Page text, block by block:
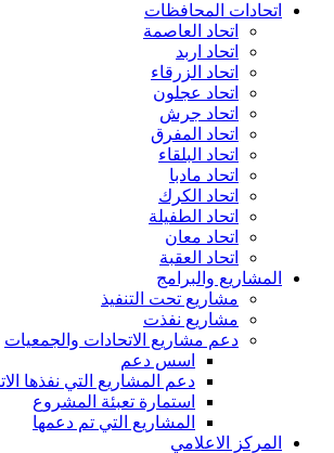
اتحادات المحافظات
اتحاد العاصمة
اتحاد اربد
اتحاد الزرقاء
اتحاد عجلون
اتحاد جرش
اتحاد المفرق
اتحاد البلقاء
اتحاد مادبا
اتحاد الكرك
اتحاد الطفيلة
اتحاد معان
اتحاد العقبة
المشاريع والبرامج
مشاريع تحت التنفيذ
مشاريع نفذت
دعم مشاريع الاتحادات والجمعيات
اسس دعم
دعم المشاريع التي نفذها
استمارة تعبئة المشروع
المشاريع التي تم دعمها
المركز الاعلامي